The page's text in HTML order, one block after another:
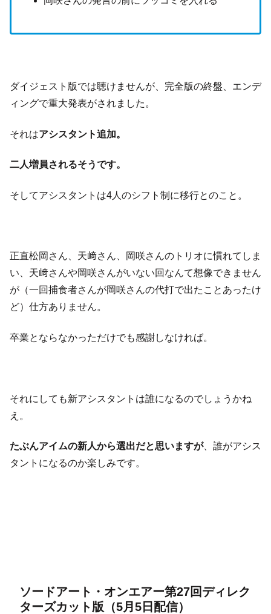
ダイジェスト版では聴けませんが、完全版の終盤、エンデ
ィングで重大発表がされました。
それはアシスタント追加。
二人増員されるそうです。
そしてアシスタントは4人のシフト制に移行とのこと。
正直松岡さん、天﨑さん、岡咲さんのトリオに慣れてしま
い、天﨑さんや岡咲さんがいない回なんて想像できません
が（一回捕食者さんが岡咲さんの代打で出たことあったけ
ど）仕方ありません。
卒業とならなかっただけでも感謝しなければ。
それにしても新アシスタントは誰になるのでしょうかね
え。
たぶんアイムの新人から選出だと思いますが、誰がアシス
タントになるのか楽しみです。
ソードアート・オンエアー第27回ディレク
ターズカット版（5月5日配信）